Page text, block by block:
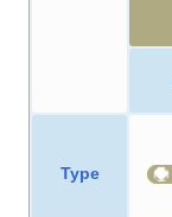
Type